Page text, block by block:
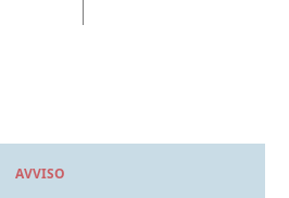
AVVISO